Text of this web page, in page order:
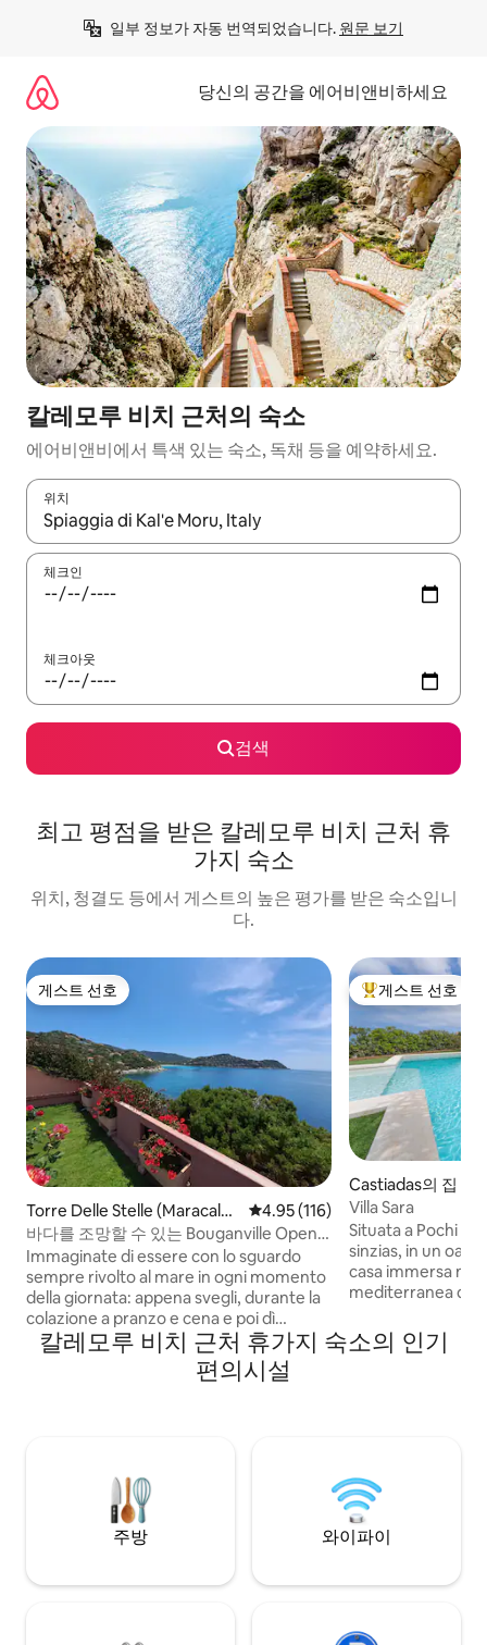
일부 정보가 자동 번역되었습니다. 원문 보기
당신의 공간을 에어비앤비하세요
칼레모루 비치 근처의 숙소
에어비앤비에서 특색 있는 숙소, 독채 등을 예약하세요.
위치
결과가 나오면 위·아래 화살표 키를 사용하거나 터치 또는 스와이
체크인
체크아웃
검색
최고 평점을 받은 칼레모루 비치 근처 휴
가지 숙소
위치, 청결도 등에서 게스트의 높은 평가를 받은 숙소입니
다.
게스트 선호
게스트 선호
Torre Delle Stelle (Maracalag
onis)의 휴가용 주택
평점 4.95점(5점 만점), 후기 116
4.95 (116)
바다를 조망할 수 있는 Bouganville Open
Space
Immaginate di essere con lo sguardo
sempre rivolto al mare in ogni momento
della giornata: appena svegli, durante la
colazione a pranzo e cena e poi dì
dormire cullati dalle onde che si
infrangono sugli scogli, di vedere l'alba il
tramonto e gustare lo spettacolo della
l'uso esclusivo di una spiaggetta privata
non disponibile WiFi
상위 게스트 선호
게스트 선호
Castiadas의 집
Villa Sara
Situata a Pochi
sinzias, in un oasi di puro relax, splendida
casa immersa nel
mediterranea
riscaldata) dove
di puro
칼레모루 비치 근처 휴가지 숙소의 인기
편의시설
주방 와이파이